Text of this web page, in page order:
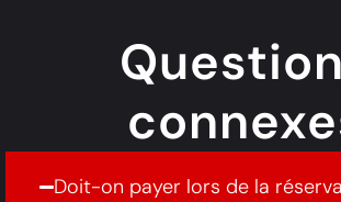
Doit-on payer lors de la